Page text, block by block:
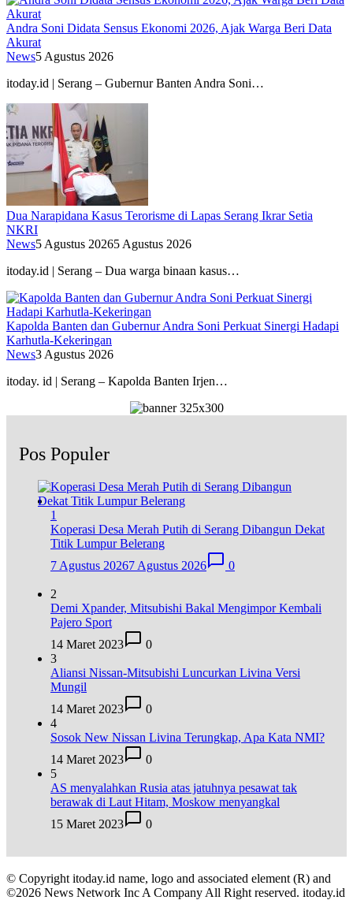
Andra Soni Didata Sensus Ekonomi 2026, Ajak Warga Beri Data
Akurat
News5 Agustus 2026
itoday.id | Serang – Gubernur Banten Andra Soni…
Dua Narapidana Kasus Terorisme di Lapas Serang Ikrar Setia
NKRI
News5 Agustus 20265 Agustus 2026
itoday.id | Serang – Dua warga binaan kasus…
Kapolda Banten dan Gubernur Andra Soni Perkuat Sinergi Hadapi
Karhutla-Kekeringan
News3 Agustus 2026
itoday. id | Serang – Kapolda Banten Irjen…
Pos Populer
1
Koperasi Desa Merah Putih di Serang Dibangun Dekat
Titik Lumpur Belerang
7 Agustus 20267 Agustus 2026 0
2
Demi Xpander, Mitsubishi Bakal Mengimpor Kembali
Pajero Sport
14 Maret 2023
0
3
Aliansi Nissan-Mitsubishi Luncurkan Livina Versi
Mungil
14 Maret 2023
0
4
Sosok New Nissan Livina Terungkap, Apa Kata NMI?
14 Maret 2023
0
5
AS menyalahkan Rusia atas jatuhnya pesawat tak
berawak di Laut Hitam, Moskow menyangkal
15 Maret 2023
0
© Copyright itoday.id name, logo and associated element (R) and
©2026 News Network Inc A Company All Right reserved. itoday.id